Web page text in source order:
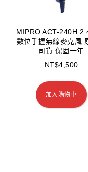
MIPRO ACT-240H
數位手握無線麥克風
司貨 保固一年
NT$4,500
加入購物車